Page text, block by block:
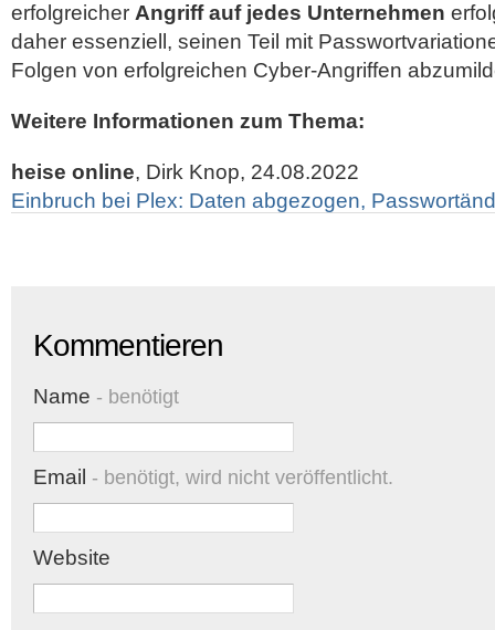
erfolgreicher Angriff auf jedes Unternehmen
daher essenziell, seinen Teil mit
Folgen von erfolgreichen Cyber-Angriffen
Weitere Informationen zum Thema:
heise online, Dirk Knop, 24.08.2022
Einbruch bei Plex: Daten abgezogen,
Kommentieren
Name - benötigt
Email - benötigt, wird nicht veröffentlicht.
Website